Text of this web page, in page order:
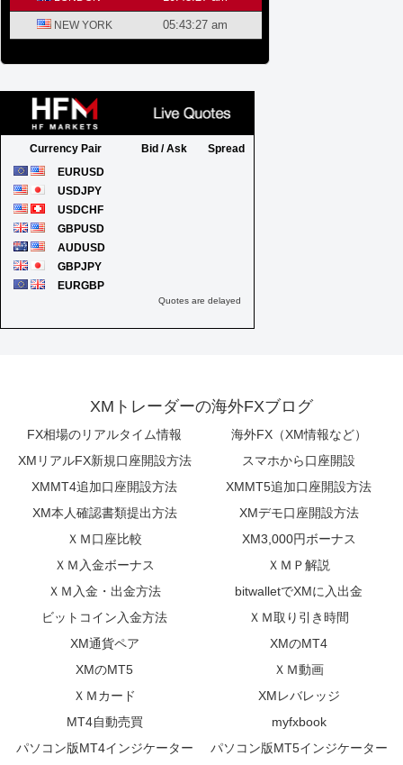
XMトレーダーの海外FXブログ
FX相場のリアルタイム情報
海外FX（XM情報など）
XMリアルFX新規口座開設方法
スマホから口座開設
XMMT4追加口座開設方法
XMMT5追加口座開設方法
XM本人確認書類提出方法
XMデモ口座開設方法
ＸＭ口座比較
XM3,000円ボーナス
ＸＭ入金ボーナス
ＸＭＰ解説
ＸＭ入金・出金方法
bitwalletでXMに入出金
ビットコイン入金方法
ＸＭ取り引き時間
XM通貨ペア
XMのMT4
XMのMT5
ＸＭ動画
ＸＭカード
XMレバレッジ
MT4自動売買
myfxbook
パソコン版MT4インジケーター
パソコン版MT5インジケーター